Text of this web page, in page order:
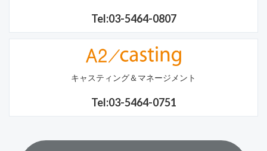
Tel:03-5464-0807
キャスティング＆マネージメント
Tel:03-5464-0751